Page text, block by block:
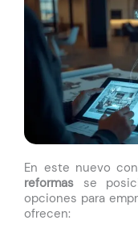
En este nuevo
reformas se
opciones para
ofrecen: